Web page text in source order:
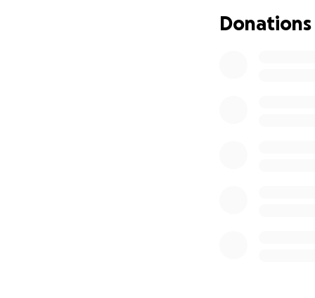
Cada aporte, por
puedes donar,
Donations